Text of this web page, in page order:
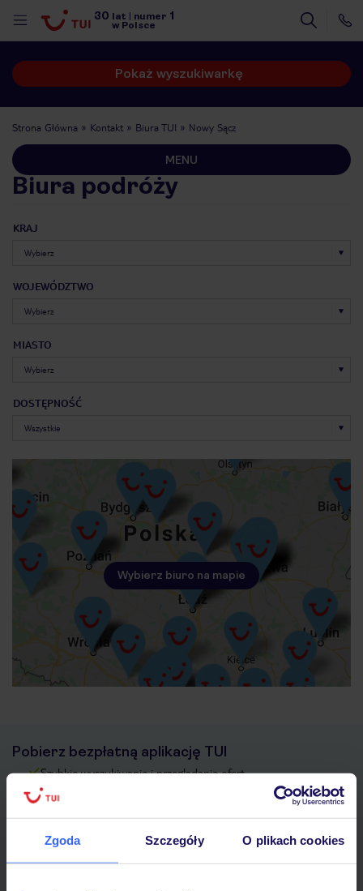
Zgoda Szczegóły O plikach cookies
30 lat numer 1
w Polsce
Pokaż wyszukiwarkę
Strona Główna Kontakt Biura TUI Nowy Sącz
MENU
Biura podróży
KRAJ
WOJEWÓDZTWO
MIASTO
DOSTĘPNOŚĆ
Wybierz biuro na mapie
Pobierz bezpłatną aplikację TUI
Szybkie wyszukiwanie i przeglądanie ofert
Lista ulubionych ofert i możliwość ich udostępniania
myTUI